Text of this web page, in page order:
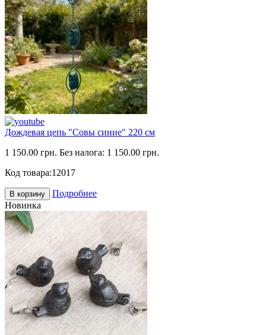
Дождевая цепь "Совы синие" 220 см
1 150.00 грн. Без налога: 1 150.00 грн.
Код товара:12017
В корзину
Подробнее
Новинка